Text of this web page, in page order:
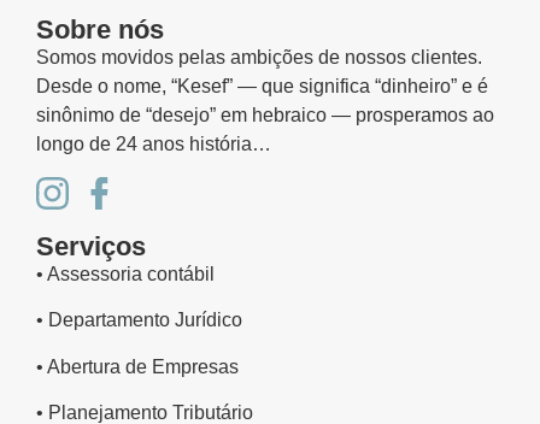
Sobre nós
Somos movidos pelas ambições de nossos clientes.
Desde o nome, “Kesef” — que significa “dinheiro” e é
sinônimo de “desejo” em hebraico — prosperamos ao
longo de 24 anos história…
Serviços
• Assessoria contábil
• Departamento Jurídico
• Abertura de Empresas
• Planejamento Tributário